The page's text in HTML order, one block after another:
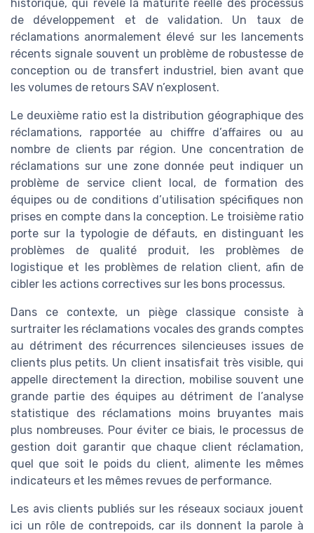
historique, qui révèle la maturité réelle des processus
de développement et de validation. Un taux de
réclamations anormalement élevé sur les lancements
récents signale souvent un problème de robustesse de
conception ou de transfert industriel, bien avant que
les volumes de retours SAV n’explosent.
Le deuxième ratio est la distribution géographique des
réclamations, rapportée au chiffre d’affaires ou au
nombre de clients par région. Une concentration de
réclamations sur une zone donnée peut indiquer un
problème de service client local, de formation des
équipes ou de conditions d’utilisation spécifiques non
prises en compte dans la conception. Le troisième ratio
porte sur la typologie de défauts, en distinguant les
problèmes de qualité produit, les problèmes de
logistique et les problèmes de relation client, afin de
cibler les actions correctives sur les bons processus.
Dans ce contexte, un piège classique consiste à
surtraiter les réclamations vocales des grands comptes
au détriment des récurrences silencieuses issues de
clients plus petits. Un client insatisfait très visible, qui
appelle directement la direction, mobilise souvent une
grande partie des équipes au détriment de l’analyse
statistique des réclamations moins bruyantes mais
plus nombreuses. Pour éviter ce biais, le processus de
gestion doit garantir que chaque client réclamation,
quel que soit le poids du client, alimente les mêmes
indicateurs et les mêmes revues de performance.
Les avis clients publiés sur les réseaux sociaux jouent
ici un rôle de contrepoids, car ils donnent la parole à